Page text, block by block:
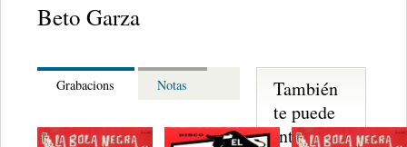
Beto Garza
Grabacions Notas
También
te puede
interesar...